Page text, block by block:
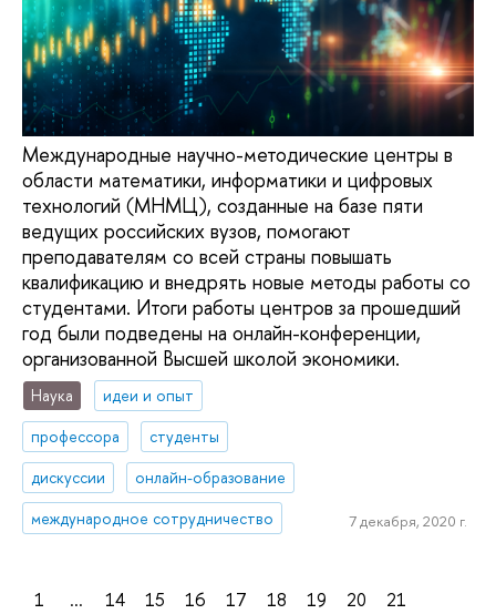
Международные научно-методические центры в
области математики, информатики и цифровых
технологий (МНМЦ), созданные на базе пяти
ведущих российских вузов, помогают
преподавателям со всей страны повышать
квалификацию и внедрять новые методы работы со
студентами. Итоги работы центров за прошедший
год были подведены на онлайн-конференции,
организованной Высшей школой экономики.
Наука
идеи и опыт
профессора
студенты
дискуссии
онлайн-образование
международное сотрудничество
7 декабря, 2020 г.
1 ... 14 15 16 17 18 19 20
21